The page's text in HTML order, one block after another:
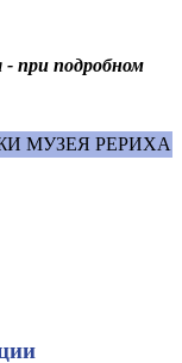
при подробном
МУЗЕЯ РЕРИХА